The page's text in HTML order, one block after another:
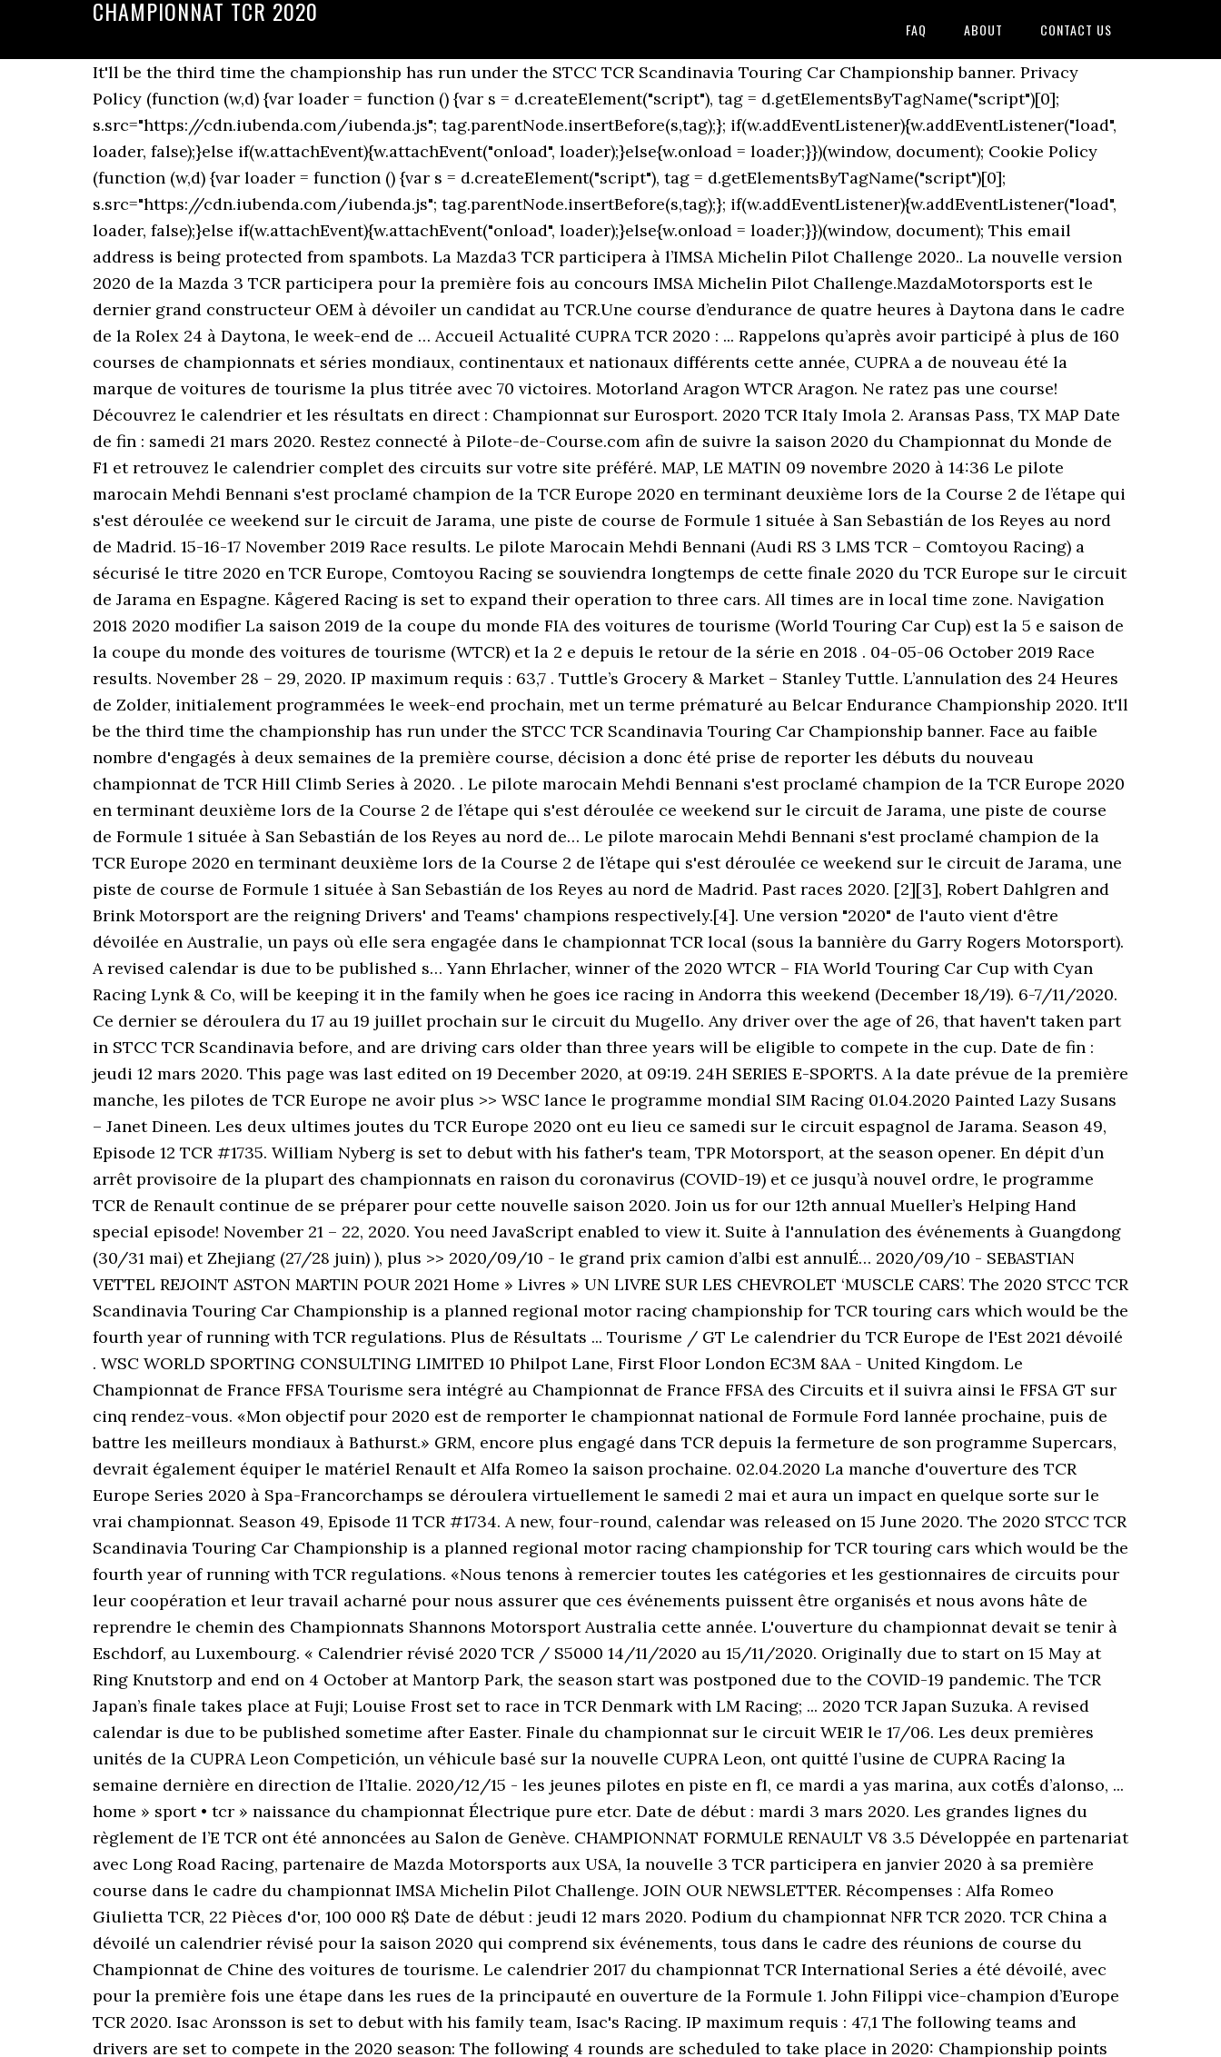
CHAMPIONNAT TCR 2020
FAQ ABOUT CONTACT US
It'll be the third time the championship has run under the STCC TCR Scandinavia Touring Car Championship banner. Privacy Policy (function (w,d) {var loader = function () {var s = d.createElement("script"), tag = d.getElementsByTagName("script")[0]; s.src="https://cdn.iubenda.com/iubenda.js"; tag.parentNode.insertBefore(s,tag);}; if(w.addEventListener){w.addEventListener("load", loader, false);}else if(w.attachEvent){w.attachEvent("onload", loader);}else{w.onload = loader;}})(window, document); Cookie Policy (function (w,d) {var loader = function () {var s = d.createElement("script"), tag = d.getElementsByTagName("script")[0]; s.src="https://cdn.iubenda.com/iubenda.js"; tag.parentNode.insertBefore(s,tag);}; if(w.addEventListener){w.addEventListener("load", loader, false);}else if(w.attachEvent){w.attachEvent("onload", loader);}else{w.onload = loader;}})(window, document); This email address is being protected from spambots. La Mazda3 TCR participera à l’IMSA Michelin Pilot Challenge 2020.. La nouvelle version 2020 de la Mazda 3 TCR participera pour la première fois au concours IMSA Michelin Pilot Challenge.MazdaMotorsports est le dernier grand constructeur OEM à dévoiler un candidat au TCR.Une course d’endurance de quatre heures à Daytona dans le cadre de la Rolex 24 à Daytona, le week-end de … Accueil Actualité CUPRA TCR 2020 : ... Rappelons qu’après avoir participé à plus de 160 courses de championnats et séries mondiaux, continentaux et nationaux différents cette année, CUPRA a de nouveau été la marque de voitures de tourisme la plus titrée avec 70 victoires. Motorland Aragon WTCR Aragon. Ne ratez pas une course! Découvrez le calendrier et les résultats en direct : Championnat sur Eurosport. 2020 TCR Italy Imola 2. Aransas Pass, TX MAP Date de fin : samedi 21 mars 2020. Restez connecté à Pilote-de-Course.com afin de suivre la saison 2020 du Championnat du Monde de F1 et retrouvez le calendrier complet des circuits sur votre site préféré. MAP, LE MATIN 09 novembre 2020 à 14:36 Le pilote marocain Mehdi Bennani s'est proclamé champion de la TCR Europe 2020 en terminant deuxième lors de la Course 2 de l’étape qui s'est déroulée ce weekend sur le circuit de Jarama, une piste de course de Formule 1 située à San Sebastián de los Reyes au nord de Madrid. 15-16-17 November 2019 Race results. Le pilote Marocain Mehdi Bennani (Audi RS 3 LMS TCR – Comtoyou Racing) a sécurisé le titre 2020 en TCR Europe, Comtoyou Racing se souviendra longtemps de cette finale 2020 du TCR Europe sur le circuit de Jarama en Espagne. Kågered Racing is set to expand their operation to three cars. All times are in local time zone. Navigation 2018 2020 modifier La saison 2019 de la coupe du monde FIA des voitures de tourisme (World Touring Car Cup) est la 5 e saison de la coupe du monde des voitures de tourisme (WTCR) et la 2 e depuis le retour de la série en 2018 . 04-05-06 October 2019 Race results. November 28 – 29, 2020. IP maximum requis : 63,7 . Tuttle’s Grocery & Market – Stanley Tuttle. L’annulation des 24 Heures de Zolder, initialement programmées le week-end prochain, met un terme prématuré au Belcar Endurance Championship 2020. It'll be the third time the championship has run under the STCC TCR Scandinavia Touring Car Championship banner. Face au faible nombre d'engagés à deux semaines de la première course, décision a donc été prise de reporter les débuts du nouveau championnat de TCR Hill Climb Series à 2020. . Le pilote marocain Mehdi Bennani s'est proclamé champion de la TCR Europe 2020 en terminant deuxième lors de la Course 2 de l’étape qui s'est déroulée ce weekend sur le circuit de Jarama, une piste de course de Formule 1 située à San Sebastián de los Reyes au nord de… Le pilote marocain Mehdi Bennani s'est proclamé champion de la TCR Europe 2020 en terminant deuxième lors de la Course 2 de l’étape qui s'est déroulée ce weekend sur le circuit de Jarama, une piste de course de Formule 1 située à San Sebastián de los Reyes au nord de Madrid. Past races 2020. [2][3], Robert Dahlgren and Brink Motorsport are the reigning Drivers' and Teams' champions respectively.[4]. Une version "2020" de l'auto vient d'être dévoilée en Australie, un pays où elle sera engagée dans le championnat TCR local (sous la bannière du Garry Rogers Motorsport). A revised calendar is due to be published s… Yann Ehrlacher, winner of the 2020 WTCR – FIA World Touring Car Cup with Cyan Racing Lynk & Co, will be keeping it in the family when he goes ice racing in Andorra this weekend (December 18/19). 6-7/11/2020. Ce dernier se déroulera du 17 au 19 juillet prochain sur le circuit du Mugello. Any driver over the age of 26, that haven't taken part in STCC TCR Scandinavia before, and are driving cars older than three years will be eligible to compete in the cup. Date de fin : jeudi 12 mars 2020. This page was last edited on 19 December 2020, at 09:19. 24H SERIES E-SPORTS. A la date prévue de la première manche, les pilotes de TCR Europe ne avoir plus >> WSC lance le programme mondial SIM Racing 01.04.2020 Painted Lazy Susans – Janet Dineen. Les deux ultimes joutes du TCR Europe 2020 ont eu lieu ce samedi sur le circuit espagnol de Jarama. Season 49, Episode 12 TCR #1735. William Nyberg is set to debut with his father's team, TPR Motorsport, at the season opener. En dépit d’un arrêt provisoire de la plupart des championnats en raison du coronavirus (COVID-19) et ce jusqu’à nouvel ordre, le programme TCR de Renault continue de se préparer pour cette nouvelle saison 2020. Join us for our 12th annual Mueller’s Helping Hand special episode! November 21 – 22, 2020. You need JavaScript enabled to view it. Suite à l'annulation des événements à Guangdong (30/31 mai) et Zhejiang (27/28 juin) ), plus >> 2020/09/10 - le grand prix camion d’albi est annulÉ… 2020/09/10 - SEBASTIAN VETTEL REJOINT ASTON MARTIN POUR 2021 Home » Livres » UN LIVRE SUR LES CHEVROLET ‘MUSCLE CARS’. The 2020 STCC TCR Scandinavia Touring Car Championship is a planned regional motor racing championship for TCR touring cars which would be the fourth year of running with TCR regulations. Plus de Résultats ... Tourisme / GT Le calendrier du TCR Europe de l'Est 2021 dévoilé . WSC WORLD SPORTING CONSULTING LIMITED 10 Philpot Lane, First Floor London EC3M 8AA - United Kingdom. Le Championnat de France FFSA Tourisme sera intégré au Championnat de France FFSA des Circuits et il suivra ainsi le FFSA GT sur cinq rendez-vous. «Mon objectif pour 2020 est de remporter le championnat national de Formule Ford lannée prochaine, puis de battre les meilleurs mondiaux à Bathurst.» GRM, encore plus engagé dans TCR depuis la fermeture de son programme Supercars, devrait également équiper le matériel Renault et Alfa Romeo la saison prochaine. 02.04.2020 La manche d'ouverture des TCR Europe Series 2020 à Spa-Francorchamps se déroulera virtuellement le samedi 2 mai et aura un impact en quelque sorte sur le vrai championnat. Season 49, Episode 11 TCR #1734. A new, four-round, calendar was released on 15 June 2020. The 2020 STCC TCR Scandinavia Touring Car Championship is a planned regional motor racing championship for TCR touring cars which would be the fourth year of running with TCR regulations. «Nous tenons à remercier toutes les catégories et les gestionnaires de circuits pour leur coopération et leur travail acharné pour nous assurer que ces événements puissent être organisés et nous avons hâte de reprendre le chemin des Championnats Shannons Motorsport Australia cette année. L'ouverture du championnat devait se tenir à Eschdorf, au Luxembourg. « Calendrier révisé 2020 TCR / S5000 14/11/2020 au 15/11/2020. Originally due to start on 15 May at Ring Knutstorp and end on 4 October at Mantorp Park, the season start was postponed due to the COVID-19 pandemic. The TCR Japan’s finale takes place at Fuji; Louise Frost set to race in TCR Denmark with LM Racing; ... 2020 TCR Japan Suzuka. A revised calendar is due to be published sometime after Easter. Finale du championnat sur le circuit WE1R le 17/06. Les deux premières unités de la CUPRA Leon Competición, un véhicule basé sur la nouvelle CUPRA Leon, ont quitté l’usine de CUPRA Racing la semaine dernière en direction de l’Italie. 2020/12/15 - les jeunes pilotes en piste en f1, ce mardi a yas marina, aux cotÉs d’alonso, ... home » sport • tcr » naissance du championnat Électrique pure etcr. Date de début : mardi 3 mars 2020. Les grandes lignes du règlement de l’E TCR ont été annoncées au Salon de Genève. CHAMPIONNAT FORMULE RENAULT V8 3.5 Développée en partenariat avec Long Road Racing, partenaire de Mazda Motorsports aux USA, la nouvelle 3 TCR participera en janvier 2020 à sa première course dans le cadre du championnat IMSA Michelin Pilot Challenge. JOIN OUR NEWSLETTER. Récompenses : Alfa Romeo Giulietta TCR, 22 Pièces d'or, 100 000 R$ Date de début : jeudi 12 mars 2020. Podium du championnat NFR TCR 2020. TCR China a dévoilé un calendrier révisé pour la saison 2020 qui comprend six événements, tous dans le cadre des réunions de course du Championnat de Chine des voitures de tourisme. Le calendrier 2017 du championnat TCR International Series a été dévoilé, avec pour la première fois une étape dans les rues de la principauté en ouverture de la Formule 1. John Filippi vice-champion d’Europe TCR 2020. Isac Aronsson is set to debut with his family team, Isac's Racing. IP maximum requis : 47,1 The following teams and drivers are set to compete in the 2020 season: The following 4 rounds are scheduled to take place in 2020: Championship points were awarded on the results of each race at each event as follows: "2020 STCC TCR Scandinavia Touring Car Championship", STCC TCR Scandinavia Touring Car Championship, "TCR Scandinavia targeting 24-car grid, and will rename back to STCC", "TCR Scandinavia unveils new calendar and promoter for 2020", "STCC TCR Scandinavia confirm postponed season start", "Andreas Wernersson wins final race, Dahlgren takes title", "PWR Racing confirm Rober